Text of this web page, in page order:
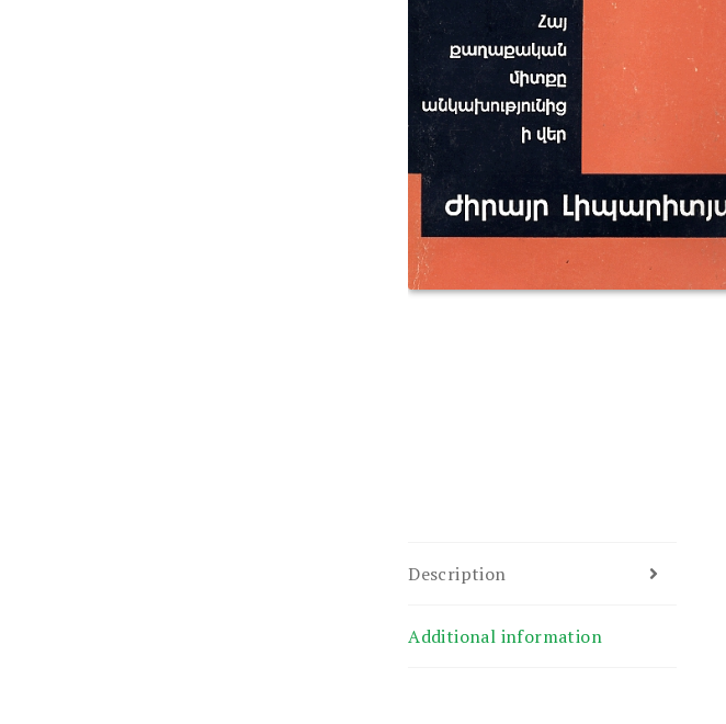
Description
Additional information